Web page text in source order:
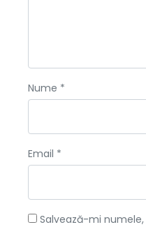
Nume *
Email *
Salvează-mi